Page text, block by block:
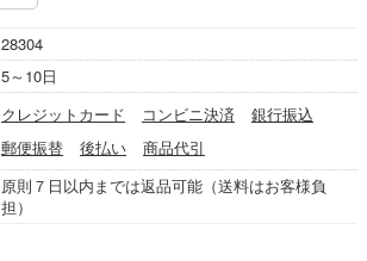
28304
5～10日
クレジットカード コンビニ決済
銀行振込
郵便振替
後払い 商品代引
原則７日以内までは返品可能（送料はお客様負
担）